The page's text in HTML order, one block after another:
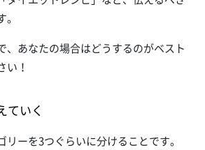
、あなたの場合はどうするのがベスト
い！
ていく
リーを3つぐらいに分けることです。